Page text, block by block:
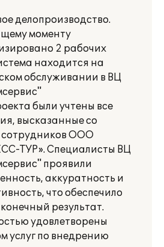
делопроизводство.
моменту
2 рабочих
находится на
обслуживании в ВЦ
были учтены все
высказанные со
ООО
ТУР». Специалисты ВЦ
проявили
аккуратность и
что обеспечило
результат.
удовлетворены
услуг по внедрению